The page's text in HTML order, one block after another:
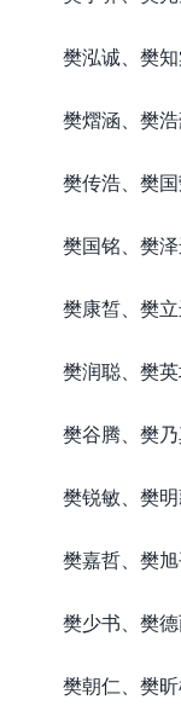
樊泓诚、樊
樊熠涵、樊
樊传浩、樊
樊国铭、樊
樊康皙、樊
樊润聪、樊
樊谷腾、樊
樊锐敏、樊
樊嘉哲、樊
樊少书、樊
樊朝仁、樊